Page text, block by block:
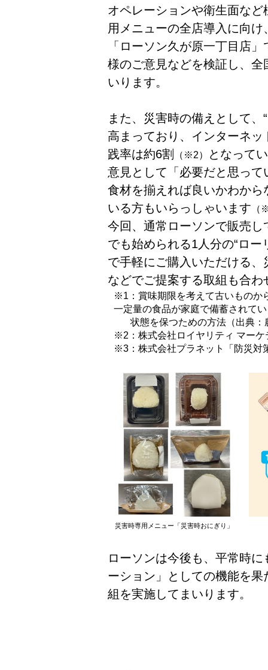
オペレーションや衛生面な
用メニューの全店導入に向
「ローソン久が原一丁目店
様のご意見などを検証し、
いります。
また、災害時の備えとして、
高まっており、インターネ
践率は約6割
（※2）
となって
意見として「必要だと思っ
食材を揃えれば良いかわか
いる方もいらっしゃいます （
今回、通常ローソンで販売
でも始められる1人分の“ロ
で手軽にご購入いただける
などでご提案する取組も合
※1：賞味期限を考えて古いものか
一定量の食品が家庭で備蓄されて
状態を保つための方法（出典：
※2：株式会社ロイヤリティ マー
※3：株式会社プラネット「防災対
災害時専用メニュー「災害時おにぎり」
ローソンは今後も、平常時
ーション」としての機能を
組を実施してまいります。